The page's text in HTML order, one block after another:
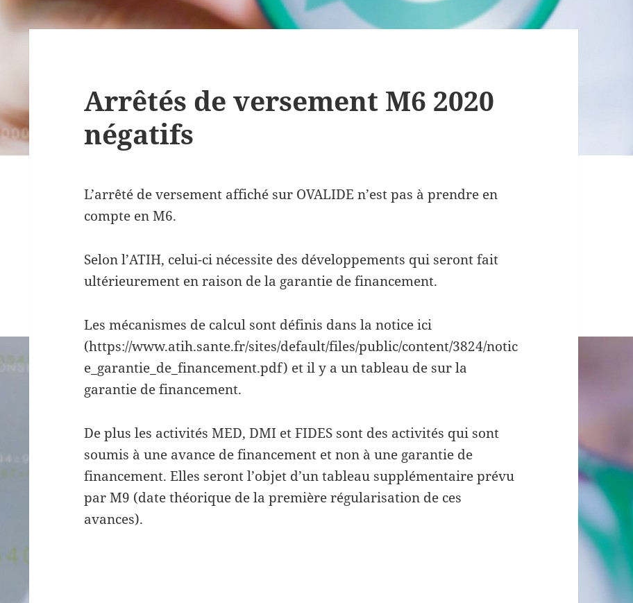
Arrêtés de versement M6 2020
négatifs
L’arrêté de versement affiché sur OVALIDE n’est pas à prendre en
compte en M6.
Selon l’ATIH, celui-ci nécessite des développements qui seront fait
ultérieurement en raison de la garantie de financement.
Les mécanismes de calcul sont définis dans la notice ici
(https://www.atih.sante.fr/sites/default/files/public/content/3824/notic
e_garantie_de_financement.pdf) et il y a un tableau de sur la
garantie de financement.
De plus les activités MED, DMI et FIDES sont des activités qui sont
soumis à une avance de financement et non à une garantie de
financement. Elles seront l’objet d’un tableau supplémentaire prévu
par M9 (date théorique de la première régularisation de ces
avances).